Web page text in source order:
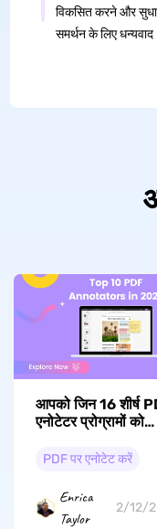
विकसित करने और
समर्थन के लिए
आपको जिन 16 शीर्ष
एनोटेटर प्रोग्रामों को
PDF पर एनोटेट करें
Enrica
Taylor
2/12/